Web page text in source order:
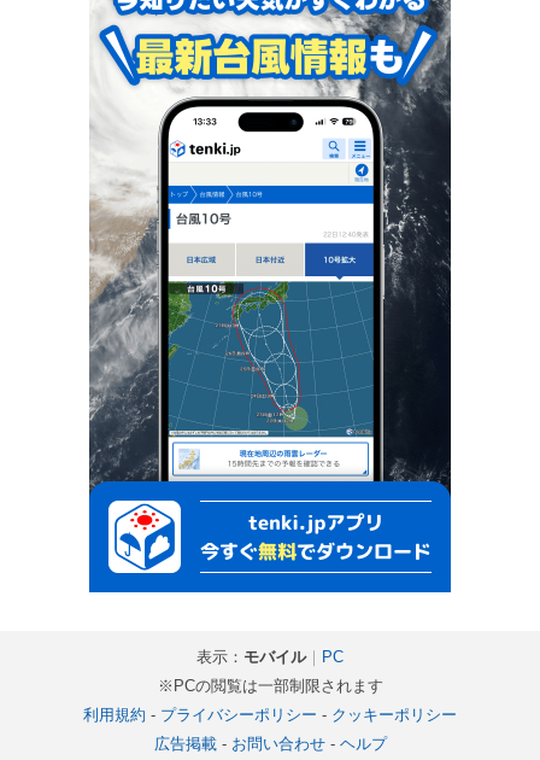
表示： モバイル｜ PC
※PCの閲覧は一部制限されます
利用規約 - プライバシーポリシー - クッキーポリシー
広告掲載- お問い合わせ- ヘルプ